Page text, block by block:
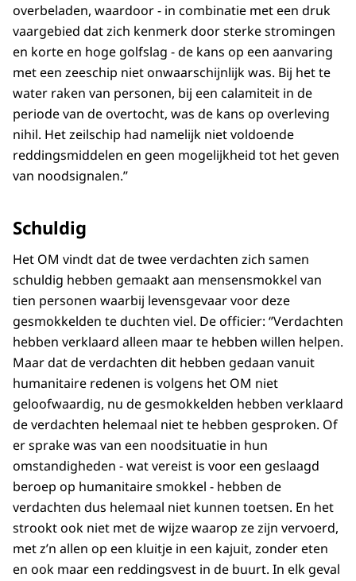
overbeladen, waardoor - in combinatie met een druk
vaargebied dat zich kenmerk door sterke stromingen
en korte en hoge golfslag - de kans op een aanvaring
met een zeeschip niet onwaarschijnlijk was. Bij het te
water raken van personen, bij een calamiteit in de
periode van de overtocht, was de kans op overleving
nihil. Het zeilschip had namelijk niet voldoende
reddingsmiddelen en geen mogelijkheid tot het geven
van noodsignalen.’’
Schuldig
Het OM vindt dat de twee verdachten zich samen
schuldig hebben gemaakt aan mensensmokkel van
tien personen waarbij levensgevaar voor deze
gesmokkelden te duchten viel. De officier: ‘’Verdachten
hebben verklaard alleen maar te hebben willen helpen.
Maar dat de verdachten dit hebben gedaan vanuit
humanitaire redenen is volgens het OM niet
geloofwaardig, nu de gesmokkelden hebben verklaard
de verdachten helemaal niet te hebben gesproken. Of
er sprake was van een noodsituatie in hun
omstandigheden - wat vereist is voor een geslaagd
beroep op humanitaire smokkel - hebben de
verdachten dus helemaal niet kunnen toetsen. En het
strookt ook niet met de wijze waarop ze zijn vervoerd,
met z’n allen op een kluitje in een kajuit, zonder eten
en ook maar een reddingsvest in de buurt. In elk geval